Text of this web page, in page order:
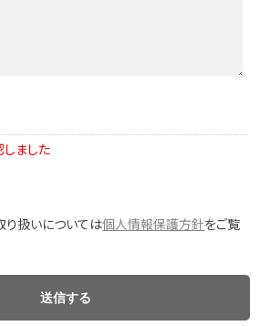
ました
扱いについては個人情報保護方針をご覧